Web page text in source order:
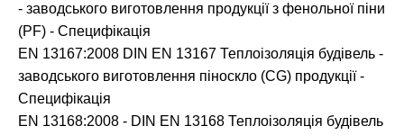
- заводського виготовлення продукції з фенольної піни
(PF) - Специфікація
EN 13167:2008 DIN EN 13167 Теплоізоляція будівель -
заводського виготовлення піноскло (CG) продукції -
Специфікація
EN 13168:2008 - DIN EN 13168 Теплоізоляція будівель